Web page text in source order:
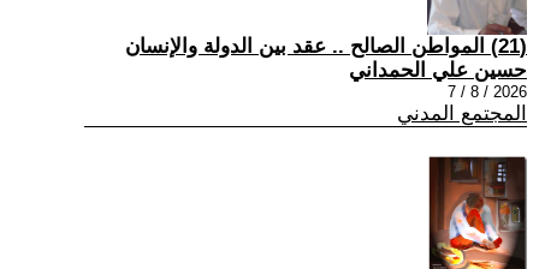
(21) المواطن الصالح .. عقد بين الدولة والإنسان
حسين علي الحمداني
2026 / 8 / 7
المجتمع المدني